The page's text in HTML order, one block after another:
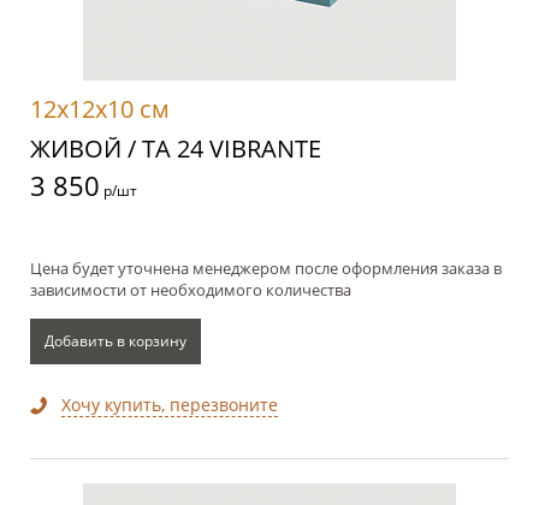
12x12x10 см
ЖИВОЙ / TA 24 VIBRANTE
3 850 р/шт
Цена будет уточнена менеджером после оформления заказа в
зависимости от необходимого количества
Добавить в корзину
Хочу купить, перезвоните